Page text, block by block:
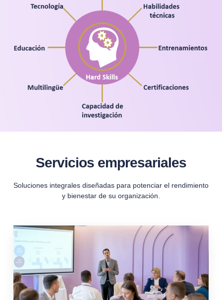
Servicios empresariales
Soluciones integrales diseñadas para potenciar el rendimiento
y bienestar de su organización.